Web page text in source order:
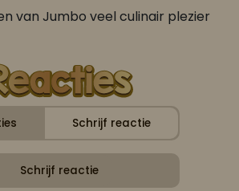
van Jumbo veel culinair plezier
Schrijf reactie
Schrijf reactie